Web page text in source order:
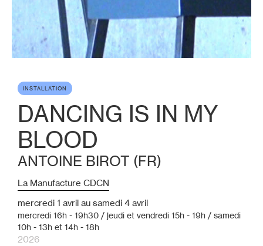
INSTALLATION
DANCING IS IN MY
BLOOD
ANTOINE BIROT (FR)
La Manufacture CDCN
mercredi 1 avril au samedi 4 avril
mercredi 16h - 19h30 / jeudi et vendredi 15h - 19h / samedi
10h - 13h et 14h - 18h
2026